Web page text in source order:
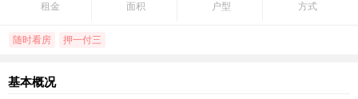
租金 面积 户型 方式
随时看房 押一付三
基本概况